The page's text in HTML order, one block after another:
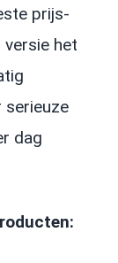
prijs-
het
serieuze
dag